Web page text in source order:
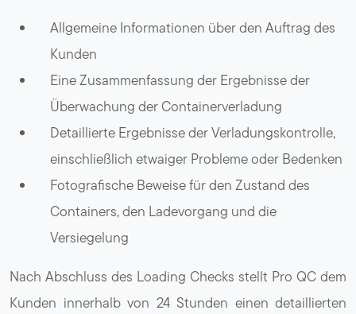
Allgemeine Informationen über den Auftrag des
Kunden
Eine Zusammenfassung der Ergebnisse der
Überwachung der Containerverladung
Detaillierte Ergebnisse der Verladungskontrolle,
einschließlich etwaiger Probleme oder Bedenken
Fotografische Beweise für den Zustand des
Containers, den Ladevorgang und die
Versiegelung
Nach Abschluss des Loading Checks stellt Pro QC dem
Kunden innerhalb von 24 Stunden einen detaillierten